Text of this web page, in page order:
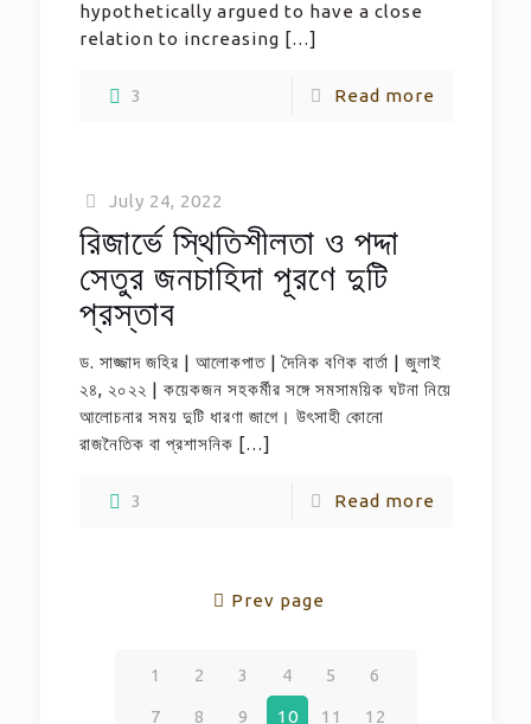
hypothetically argued to have a close
relation to increasing […]
3 Read more
July 24, 2022
রিজার্ভে স্থিতিশীলতা ও পদ্দা
সেতুর জনচাহিদা পূরণে দুটি
প্রস্তাব
ড. সাজ্জাদ জহির | আলোকপাত | দৈনিক বণিক বার্তা | জুলাই
২৪, ২০২২ | কয়েকজন সহকর্মীর সঙ্গে সমসাময়িক ঘটনা নিয়ে
আলোচনার সময় দুটি ধারণা জাগে। উৎসাহী কোনো
রাজনৈতিক বা প্রশাসনিক […]
3 Read more
Prev page
1 2 3 4 5 6
7 8 9 10 11 12